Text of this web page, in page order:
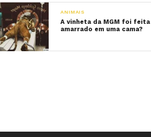
ANIMAIS
A vinheta da MGM foi
amarrado em uma cama?